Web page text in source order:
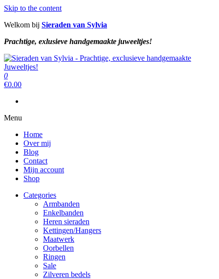
Skip to the content
Welkom bij Sieraden van Sylvia
Prachtige, exlusieve handgemaakte juweeltjes!
Sieraden van Sylvia
Prachtige, exclusieve handgemaakte juweeltjes!
Sieraden van Sylvia
Prachtige, exclusieve handgemaakte juweeltjes!
0
€0.00
Menu
Home
Over mij
Blog
Contact
Mijn account
Shop
Categories
Armbanden
Enkelbanden
Heren sieraden
Kettingen/Hangers
Maatwerk
Oorbellen
Ringen
Sale
Zilveren bedels